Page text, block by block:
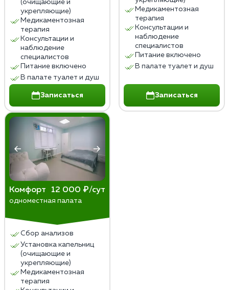
(очищающие и
укрепляющие)
Медикаментозная
терапия
Консультации и
наблюдение
специалистов
Питание включено
В палате туалет и душ
Записаться
Медикаментозная
терапия
Консультации и
наблюдение
специалистов
Питание включено
В палате туалет и душ
Записаться
Комфорт 12 000 ₽/сут
одноместная палата
Сбор анализов
Установка капельниц
(очищающие и
укрепляющие)
Медикаментозная
терапия